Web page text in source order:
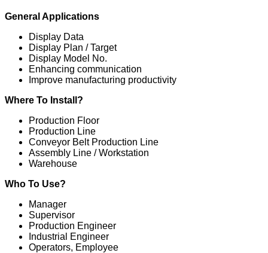
General Applications
Display Data
Display Plan / Target
Display Model No.
Enhancing communication
Improve manufacturing productivity
Where To Install?
Production Floor
Production Line
Conveyor Belt Production Line
Assembly Line / Workstation
Warehouse
Who To Use?
Manager
Supervisor
Production Engineer
Industrial Engineer
Operators, Employee